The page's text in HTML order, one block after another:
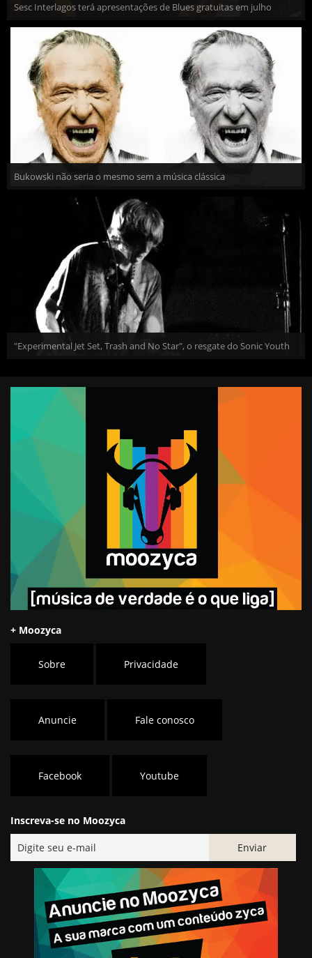
Sesc Interlagos terá apresentações de Blues gratuitas em julho
Bukowski não seria o mesmo sem a música clássica
"Experimental Jet Set, Trash and No Star", o resgate do Sonic Youth
+ Moozyca
Sobre Privacidade
Anuncie Fale conosco
Facebook Youtube
Inscreva-se no Moozyca